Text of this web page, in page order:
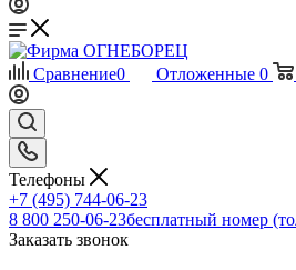
Сравнение0 Отложенные 0
Телефоны
+7 (495) 744-06-23
8 800 250-06-23бесплатный номер
Заказать звонок